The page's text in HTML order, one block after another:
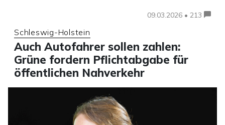
09.03.2026 • 213
Schleswig-Holstein
Auch Autofahrer sollen zahlen:
Grüne fordern Pflichtabgabe für
öffentlichen Nahverkehr